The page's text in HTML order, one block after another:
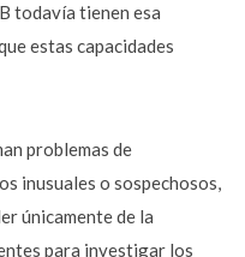
todavía tienen esa
estas capacidades
problemas de
inusuales o sospechosos,
únicamente de la
para investigar los